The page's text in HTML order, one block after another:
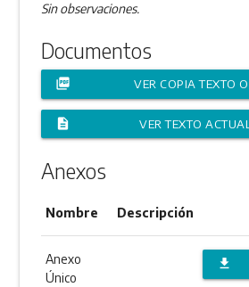
Sin observaciones.
Documentos
picture_as_pdf VER COPIA TEXTO
description VER TEXTO
Anexos
Nombre Descripción
Anexo
Único
file_download